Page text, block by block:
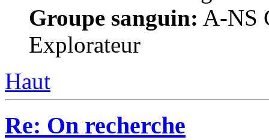
Groupe sanguin: A-NS
Explorateur
Haut
Re: On recherche